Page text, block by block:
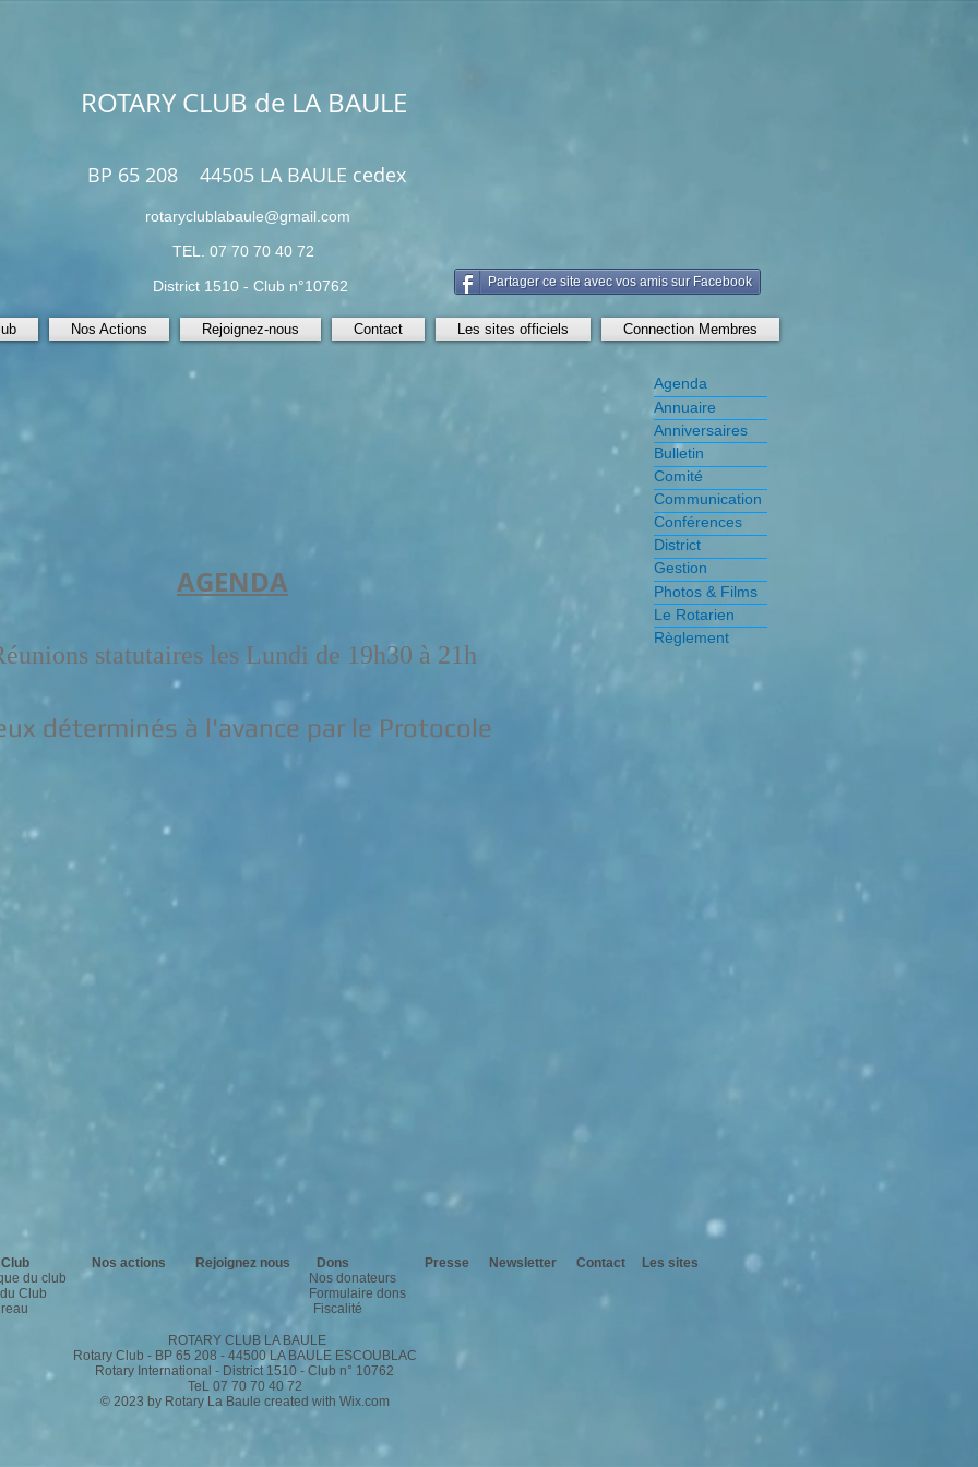
ROTARY CLUB de LA BAULE
BP 65 208 44505 LA BAULE cedex
rotaryclublabaule@gmail.com
TEL. 07 70 70 40 72
District 1510 - Club n°10762
Partager ce site avec vos amis sur Facebook
Nos Actions Rejoignez-nous Contact Les sites officiels Connection Membres
AGENDA
statutaires les Lundi de 19h30 à 21h
déterminés à l'avance par le Protocole
Agenda
Annuaire
Anniversaires
Bulletin
Comité
Communication
Conférences
District
Gestion
Photos & Films
Le Rotarien
Règlement
Nos actions Rejoignez nous Dons Presse Newsletter Contact
Les sites
du club
Nos donateurs
Club
Formulaire dons
Fiscalité
ROTARY CLUB LA BAULE
Rotary Club - BP 65 208 - 44500 LA BAULE ESCOUBLAC
Rotary International - District 1510 - Club n° 10762
TeL 07 70 70 40 72
© 2023 by Rotary La Baule created with Wix.com